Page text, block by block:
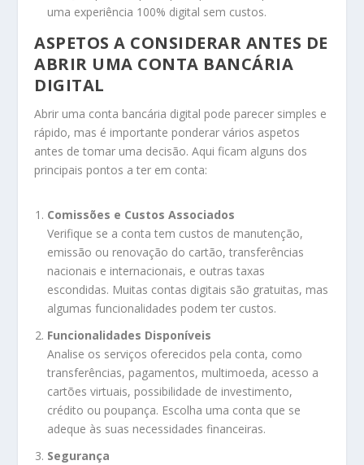
uma experiência 100% digital sem custos.
ASPETOS A CONSIDERAR ANTES DE
ABRIR UMA CONTA BANCÁRIA
DIGITAL
Abrir uma conta bancária digital pode parecer simples e
rápido, mas é importante ponderar vários aspetos
antes de tomar uma decisão. Aqui ficam alguns dos
principais pontos a ter em conta:
Comissões e Custos Associados
Verifique se a conta tem custos de manutenção,
emissão ou renovação do cartão, transferências
nacionais e internacionais, e outras taxas
escondidas. Muitas contas digitais são gratuitas, mas
algumas funcionalidades podem ter custos.
Funcionalidades Disponíveis
Analise os serviços oferecidos pela conta, como
transferências, pagamentos, multimoeda, acesso a
cartões virtuais, possibilidade de investimento,
crédito ou poupança. Escolha uma conta que se
adeque às suas necessidades financeiras.
Segurança